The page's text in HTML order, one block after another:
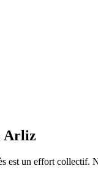
Arliz
est un effort collectif.